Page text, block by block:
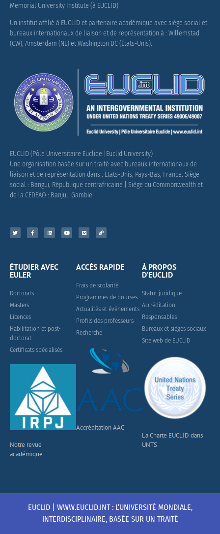
Memorial University Institute (à EUCLID)
Un institut affilié à EUCLID et partenaire académique avec siège social et
bureaux internationaux de liaison et de représentation à : Willemstad
(CW), Amsterdam (NL) et Washington DC (États-Unis).
EUCLID (Pôle Universitaire Euclide |Euclid University)
Une organisation basée sur un traité avec bureaux internationaux de
liaison et de représentation dans : États-Unis, Pays-Bas, France. Siège
social : Bangui, République centrafricaine | Siège du Commonwealth et
de la CEDEAO : Banjul, Gambie
ÉTUDIER AVEC
EULER
Doctorats
Masters
Licences
Habilitation et post-
doctorat
Certificats spécialisés
Notre revue
académique
ACCÈS RAPIDE
Frais de scolarité
Programmes de bourses
Actualités et événements
Profils des professeurs
Recherche
Accréditation AAC
À PROPOS
D'EUCLID
Statut juridique
Accréditation
Responsables
Bureaux et sièges sociaux
Site web de EUCLID
La Charte EUCLID dans
UNTS
EUCLID | WWW.EUCLID.INT : L’UNIVERSITÉ MONDIALE,
INTERDISCIPLINAIRE, BASÉE SUR UN TRAITÉ